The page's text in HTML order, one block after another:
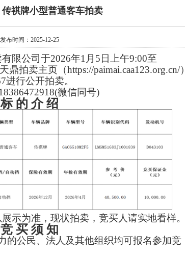
祺牌小型普通客车拍卖
发布时间：2025-12-25
限公司于2026年1月5日 上午9:00至
鼎拍卖主页（https://paimai.caa123.org.cn/）
进行公开拍卖。
微信同号)
标 的 介 绍
示为准，现状拍卖，竞买人请实地看样。
竞 买 须 知
的公民、法人及其他组织均可报名参加竞